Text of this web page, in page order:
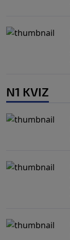
N1 KVIZ